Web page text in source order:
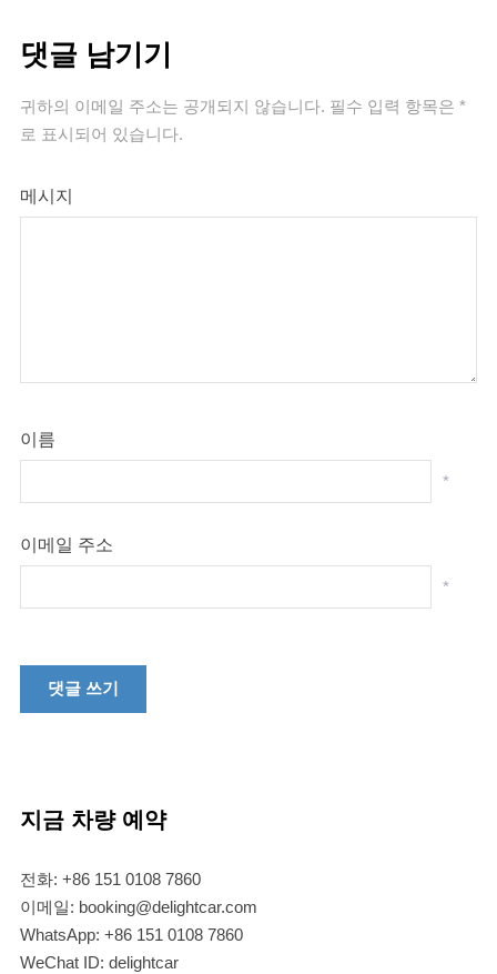
댓글 남기기
귀하의 이메일 주소는 공개되지 않습니다. 필수 입력 항목은 *
로 표시되어 있습니다.
메시지
이름
*
이메일 주소
*
지금 차량 예약
전화: +86 151 0108 7860
이메일: booking@delightcar.com
WhatsApp: +86 151 0108 7860
WeChat ID: delightcar